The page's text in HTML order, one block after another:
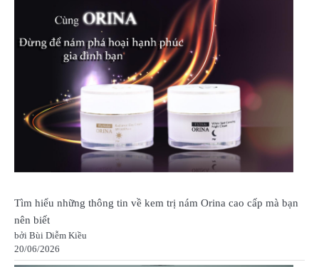
Tìm hiểu những thông tin về kem trị nám Orina cao cấp mà bạn
nên biết
bởi Bùi Diễm Kiều
20/06/2026